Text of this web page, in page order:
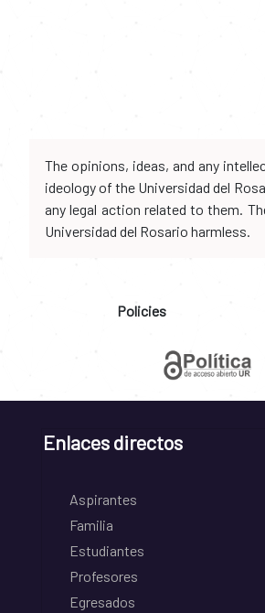
The opinions, ideas, and any
ideology of the Universidad del
any legal action related to them.
Universidad del Rosario harmless.
Policies
Enlaces directos
Aspirantes
Familia
Estudiantes
Profesores
Egresados